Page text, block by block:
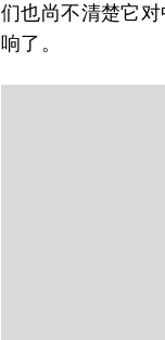
们也尚不清楚它
响了。